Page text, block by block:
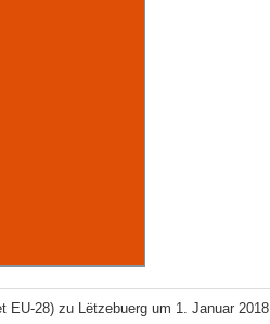
EU-28) zu Lëtzebuerg um 1. Januar 2018